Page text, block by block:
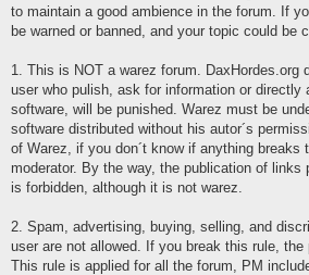
to maintain a good ambience in the forum. If
be warned or banned, and your topic could be
1. This is NOT a warez forum. DaxHordes.org
user who pulish, ask for information or directly
software, will be punished. Warez must be
software distributed without his autor´s
of Warez, if you don´t know if anything breaks
moderator. By the way, the publication of links
is forbidden, although it is not warez.
2. Spam, advertising, buying, selling, and
user are not allowed. If you break this rule, the
This rule is applied for all the forum, PM